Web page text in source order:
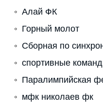
Алай ФК
Горный молот
Сборная по
спортивные
Паралимпийская
мфк николаев фк